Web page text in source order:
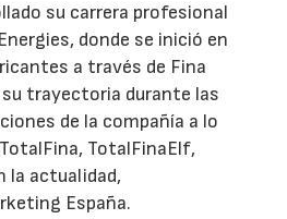
su carrera profesional
donde se inició en
a través de Fina
trayectoria durante las
de la compañía a lo
TotalFinaElf,
la actualidad,
España.